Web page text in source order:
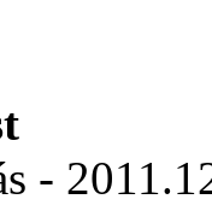
-